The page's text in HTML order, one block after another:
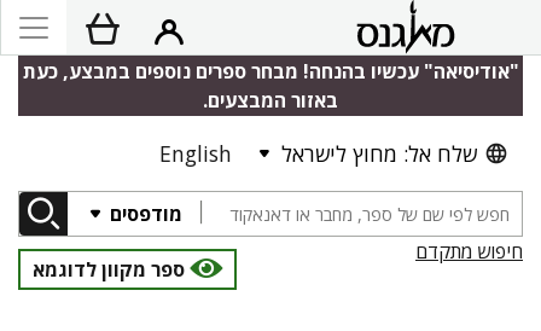
"אודיסיאה" עכשיו בהנחה! מבחר ספרים נוספים במבצע, כעת
באזור המבצעים.
שלח אל: מחוץ לישראל English
מודפסים
חיפוש מתקדם
ספר מקוון לדוגמא